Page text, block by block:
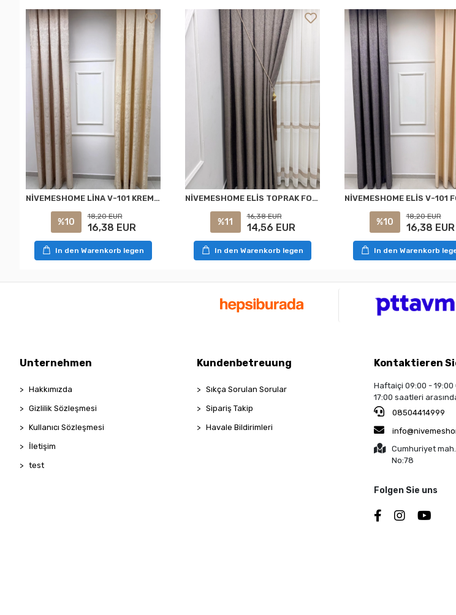
NİVEMESHOME LİNA V-101 KREM 1/3 PİLELİ FON PERDE
%10
18,20 EUR
16,38 EUR
In den Warenkorb legen
NİVEMESHOME ELİS TOPRAK FON PERDE 1/3 SIK PİLELİ PERDE APM
%11
16,38 EUR
14,56 EUR
In den Warenkorb legen
%10
18,20 EUR
16,38 EUR
In den Warenkorb
Unternehmen
Hakkımızda
Gizlilik Sözleşmesi
Kullanıcı Sözleşmesi
İletişim
test
Kundenbetreuung
Sıkça Sorulan Sorular
Sipariş Takip
Havale Bildirimleri
Kontaktieren
Haftaiçi 09:00 - 19:00
17:00 saatleri
08504414999
Cumhuriyet mah.
No:78
Folgen Sie uns